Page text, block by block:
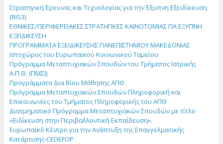
Στρατηγική Έρευνας και Τεχνολογίας για την Έξυπνη Εξειδίκευση
(RIS3)
ΕΘΝΙΚΕΣ/ΠΕΡΙΦΕΡΕΙΑΚΕΣ ΣΤΡΑΤΗΓΙΚΕΣ ΚΑΙΝΟΤΟΜΙΑΣ ΓΙΑ ΕΞΥΠΝΗ
ΕΞΕΙΔΙΚΕΥΣΗ
ΠΡΟΓΡΑΜΜΑΤΑ ΕΞΕΙΔΙΚΕΥΣΗΣ ΠΑΝΕΠΙΣΤΗΜΙΟΥ ΜΑΚΕΔΟΝΙΑΣ
Ιστοχώρος του Eυρωπαϊκού Κοινωνικού Ταμείου
Πρόγραμμα Μεταπτυχιακών Σπουδών του Τμήματος Ιατρικής
Α.Π.Θ. (ΠΜΣΙ)
Προγράμματα Δια Βίου Μάθησης ΑΠΘ
Πρόγραμμα Μεταπτυχιακών Σπουδών Πληροφορική και
Επικοινωνίες του Τμήματος Πληροφορικής του ΑΠΘ
Διατμηματικό Πρόγραμμα Μεταπτυχιακών Σπουδών με τίτλο
«Ειδίκευση στην Περιβαλλοντική Εκπαίδευση».
Ευρωπαϊκό Κέντρο για την Ανάπτυξη της Επαγγελματικής
Κατάρτισης-CEDEFOP